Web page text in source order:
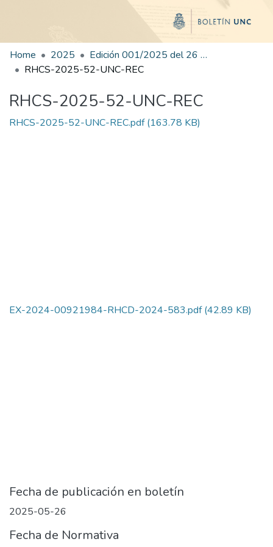
Home 2025
Edición 001/2025 del 26 de mayo de 2025
RHCS-2025-52-UNC-REC
RHCS-2025-52-UNC-REC
RHCS-2025-52-UNC-REC.pdf(163.78 KB)
EX-2024-00921984-RHCD-2024-583.pdf(42.89 KB)
Fecha de publicación en boletín
2025-05-26
Fecha de Normativa